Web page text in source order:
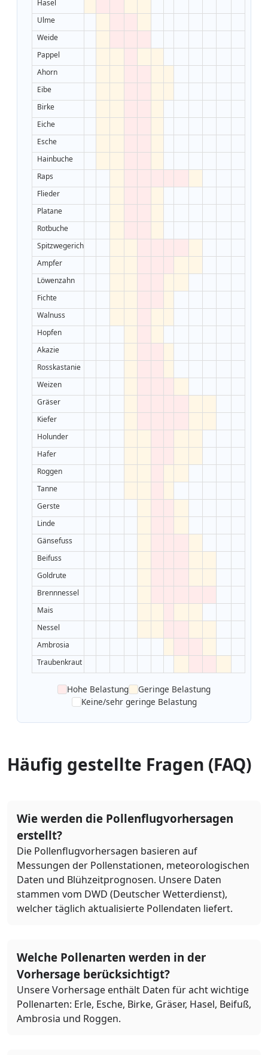
Hasel
Ulme
Weide
Pappel
Ahorn
Eibe
Birke
Eiche
Esche
Hainbuche
Raps
Flieder
Platane
Rotbuche
Spitzwegerich
Ampfer
Löwenzahn
Fichte
Walnuss
Hopfen
Akazie
Rosskastanie
Weizen
Gräser
Kiefer
Holunder
Hafer
Roggen
Tanne
Gerste
Linde
Gänsefuss
Beifuss
Goldrute
Brennnessel
Mais
Nessel
Ambrosia
Traubenkraut
Hohe Belastung
Geringe Belastung
Keine/sehr geringe Belastung
Häufig gestellte Fragen (FAQ)
Wie werden die Pollenflugvorhersagen
erstellt?
Die Pollenflugvorhersagen basieren auf
Messungen der Pollenstationen, meteorologischen
Daten und Blühzeitprognosen. Unsere Daten
stammen vom DWD (Deutscher Wetterdienst),
welcher täglich aktualisierte Pollendaten liefert.
Welche Pollenarten werden in der
Vorhersage berücksichtigt?
Unsere Vorhersage enthält Daten für acht wichtige
Pollenarten: Erle, Esche, Birke, Gräser, Hasel, Beifuß,
Ambrosia und Roggen.